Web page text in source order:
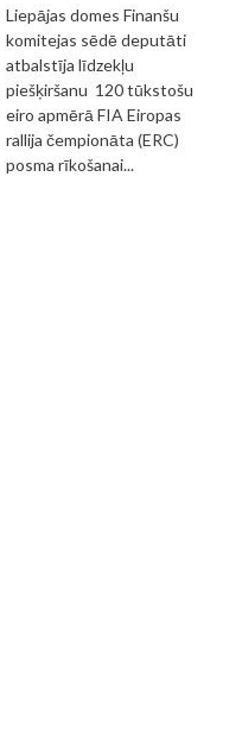
Liepājas domes Finanšu
komitejas sēdē deputāti
atbalstīja līdzekļu
piešķiršanu 120 tūkstošu
eiro apmērā FIA Eiropas
rallija čempionāta (ERC)
posma rīkošanai...